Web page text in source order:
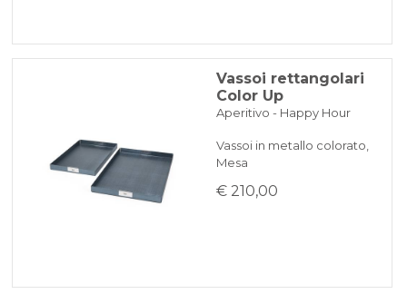
Vassoi rettangolari
Color Up
Aperitivo - Happy Hour
Vassoi in metallo colorato,
Mesa
€ 210,00